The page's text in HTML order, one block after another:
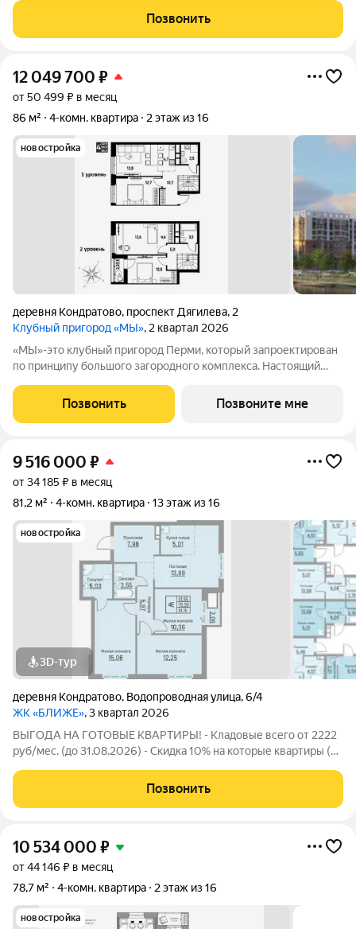
Позвонить
12 049 700 ₽
от 50 499 ₽ в месяц
86 м²
4-комн. квартира 2 этаж из 16
новостройка
деревня Кондратово, проспект Дягилева, 2
Клубный пригород «МЫ», 2 квартал 2026
«МЫ»-это клубный пригород Перми, который запроектирован
по принципу большого загородного комплекса. Настоящий
у озера. На территории помимо парков и велодорожек будут
объекты социальной
Позвонить Позвоните мне
9 516 000 ₽
от 34 185 ₽ в месяц
81,2 м²
4-комн. квартира 13 этаж из 16
новостройка
3D-тур
деревня Кондратово, Водопроводная улица,6/4
ЖК «БЛИЖЕ», 3 квартал 2026
ВЫГОДА НА ГОТОВЫЕ КВАРТИРЫ! - Кладовые всего от 2222
руб/мес. (до 31.08.2026) - Скидка 10% на которые квартиры (до
Семейная ипотека от 4,5% на весь срок (до 30.09.2026) -
Скидка молодой семье до
Позвонить
10 534 000 ₽
от 44 146 ₽ в месяц
78,7 м²
4-комн. квартира 2 этаж из 16
новостройка